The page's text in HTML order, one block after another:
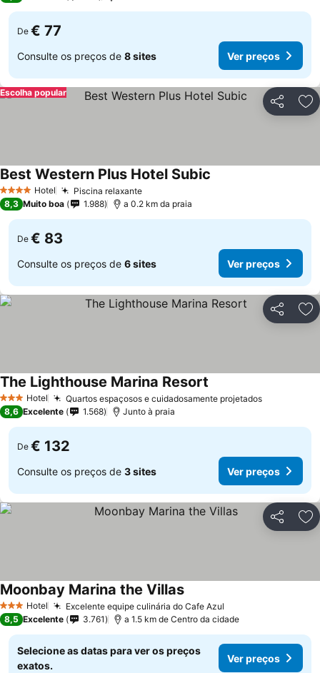
De € 77
Consulte os preços de 8 sites Ver preços
Partilhar
Escolha popular
4 EstrelasHotel Piscina relaxante
Best Western Plus Hotel Subic
8,3 Muito boa 1.988 a 0.2 km da praia
De € 83
Consulte os preços de 6 sites Ver preços
Partilhar
3 EstrelasHotel Quartos espaçosos e cuidadosamente projetados
The Lighthouse Marina Resort
8,6 Excelente 1.568 Junto à praia
De € 132
Consulte os preços de 3 sites Ver preços
Partilhar
3 EstrelasHotel Excelente equipe culinária do Cafe Azul
Moonbay Marina the Villas
8,5 Excelente 3.761 a 1.5 km de Centro da cidade
Selecione as datas para ver os preços
exatos.
Ver preços